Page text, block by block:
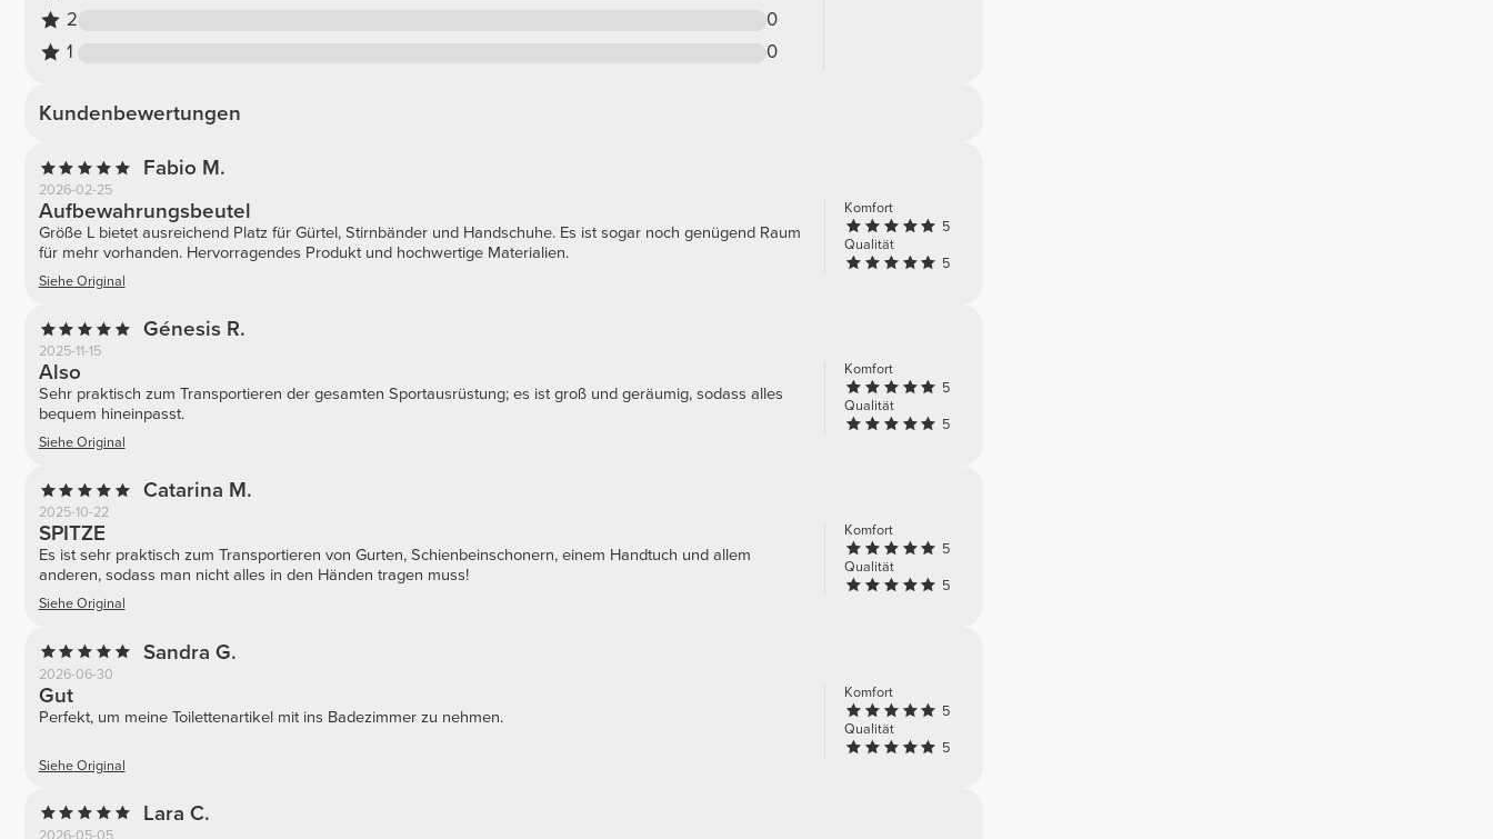
2
0
1
0
Kundenbewertungen
Fabio M.
2026-02-25
Komfort
5
Qualität
5
Aufbewahrungsbeutel
Größe L bietet ausreichend Platz für Gürtel, Stirnbänder und Handschuhe. Es ist sogar noch genügend Raum
für mehr vorhanden. Hervorragendes Produkt und hochwertige Materialien.
Siehe Original
Génesis R.
2025-11-15
Komfort
5
Qualität
5
Also
Sehr praktisch zum Transportieren der gesamten Sportausrüstung; es ist groß und geräumig, sodass alles
bequem hineinpasst.
Siehe Original
Catarina M.
2025-10-22
Komfort
5
Qualität
5
SPITZE
Es ist sehr praktisch zum Transportieren von Gurten, Schienbeinschonern, einem Handtuch und allem
anderen, sodass man nicht alles in den Händen tragen muss!
Siehe Original
Sandra G.
2026-06-30
Komfort
5
Qualität
5
Gut
Perfekt, um meine Toilettenartikel mit ins Badezimmer zu nehmen.
Siehe Original
Lara C.
2026-05-05